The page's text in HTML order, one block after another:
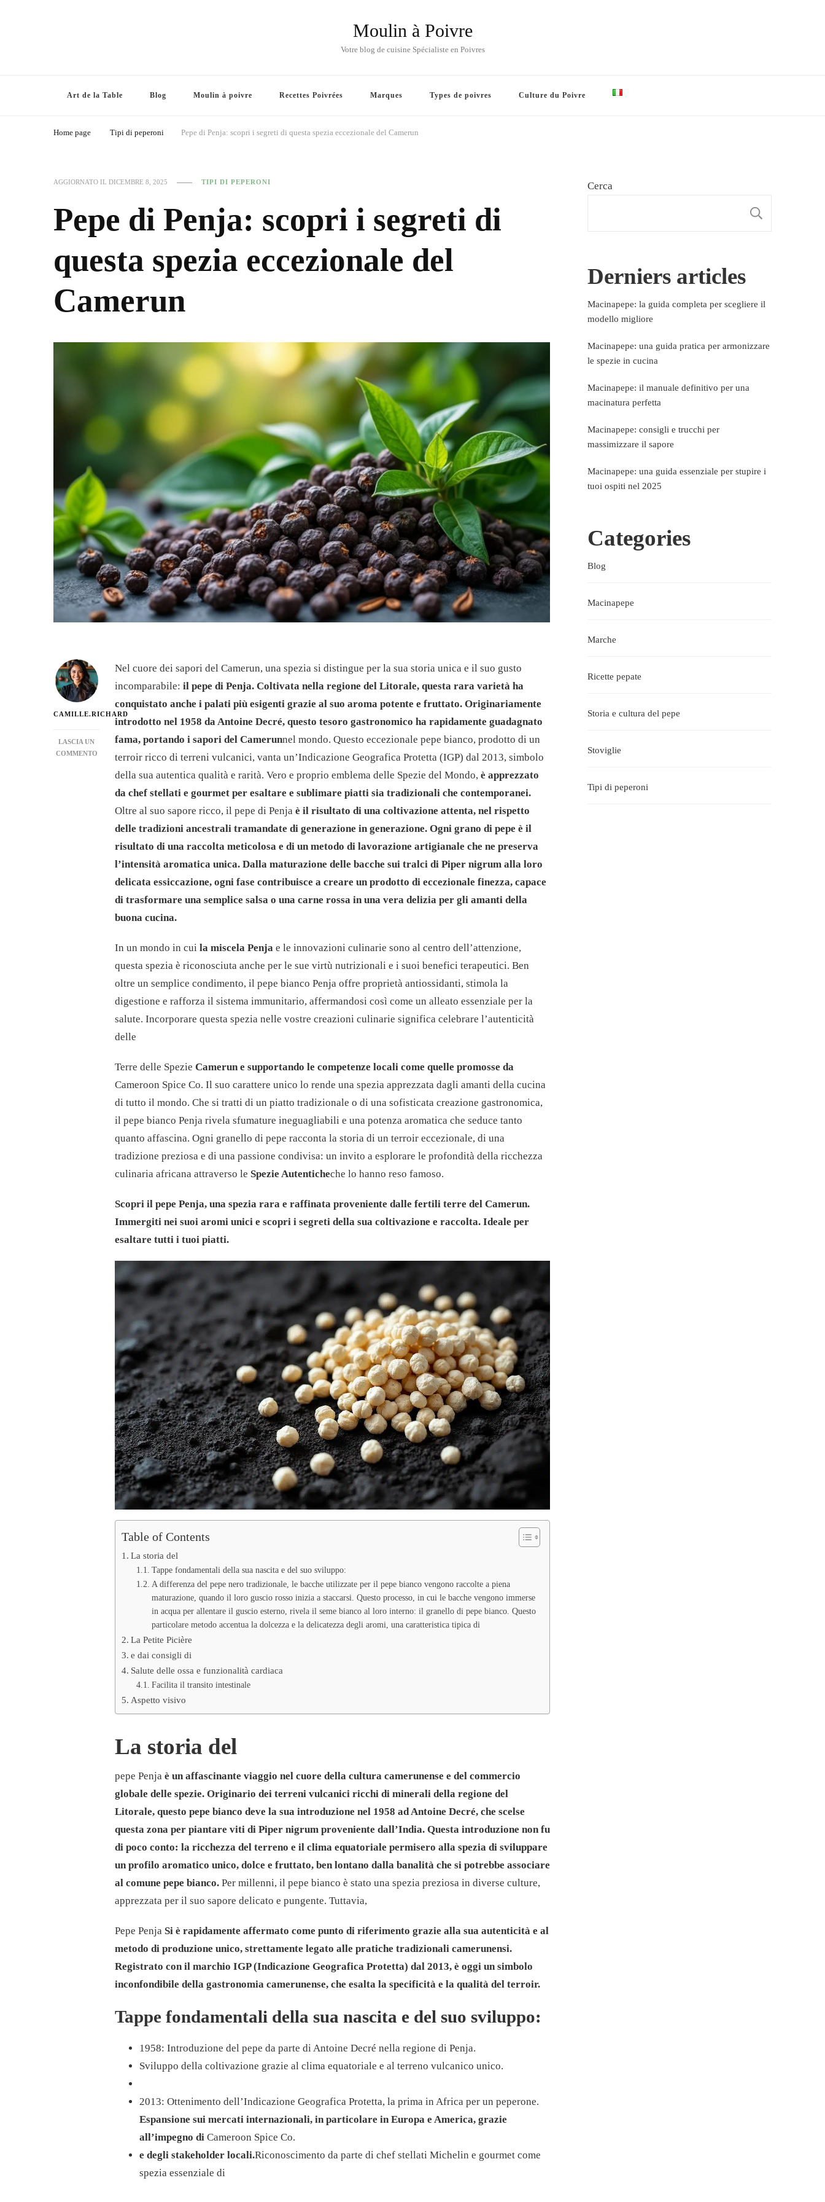
Moulin à Poivre
Votre blog de cuisine Spécialiste en Poivres
Art de la Table Blog Moulin à poivre Recettes Poivrées Marques Types de poivres Culture du Poivre
Home page Tipi di peperoni Pepe di Penja: scopri i segreti di questa spezia eccezionale del Camerun
AGGIORNATO IL DICEMBRE 8, 2025 TIPI DI PEPERONI
Pepe di Penja: scopri i segreti di
questa spezia eccezionale del
Camerun
CAMILLE.RICHARD
LASCIA UN
COMMENTOSU
PENJA:
QUESTA
ECCEZIONALE
Nel cuore dei sapori del Camerun, una spezia si distingue per la sua storia unica e il suo gusto
incomparabile: il pepe di Penja. Coltivata nella regione del Litorale, questa rara varietà ha
conquistato anche i palati più esigenti grazie al suo aroma potente e fruttato. Originariamente
introdotto nel 1958 da Antoine Decré, questo tesoro gastronomico ha rapidamente guadagnato
fama, portando i sapori del Camerunnel mondo. Questo eccezionale pepe bianco, prodotto di un
terroir ricco di terreni vulcanici, vanta un’Indicazione Geografica Protetta (IGP) dal 2013, simbolo
della sua autentica qualità e rarità. Vero e proprio emblema delle Spezie del Mondo, è apprezzato
da chef stellati e gourmet per esaltare e sublimare piatti sia tradizionali che contemporanei.
Oltre al suo sapore ricco, il pepe di Penja è il risultato di una coltivazione attenta, nel rispetto
delle tradizioni ancestrali tramandate di generazione in generazione. Ogni grano di pepe è il
risultato di una raccolta meticolosa e di un metodo di lavorazione artigianale che ne preserva
l’intensità aromatica unica. Dalla maturazione delle bacche sui tralci di Piper nigrum alla loro
delicata essiccazione, ogni fase contribuisce a creare un prodotto di eccezionale finezza, capace
di trasformare una semplice salsa o una carne rossa in una vera delizia per gli amanti della
buona cucina.
In un mondo in cui la miscela Penja e le innovazioni culinarie sono al centro dell’attenzione,
questa spezia è riconosciuta anche per le sue virtù nutrizionali e i suoi benefici terapeutici. Ben
oltre un semplice condimento, il pepe bianco Penja offre proprietà antiossidanti, stimola la
digestione e rafforza il sistema immunitario, affermandosi così come un alleato essenziale per la
salute. Incorporare questa spezia nelle vostre creazioni culinarie significa celebrare l’autenticità
delle
Terre delle Spezie Camerun e supportando le competenze locali come quelle promosse da
Cameroon Spice Co. Il suo carattere unico lo rende una spezia apprezzata dagli amanti della cucina
di tutto il mondo. Che si tratti di un piatto tradizionale o di una sofisticata creazione gastronomica,
il pepe bianco Penja rivela sfumature ineguagliabili e una potenza aromatica che seduce tanto
quanto affascina. Ogni granello di pepe racconta la storia di un terroir eccezionale, di una
tradizione preziosa e di una passione condivisa: un invito a esplorare le profondità della ricchezza
culinaria africana attraverso le Spezie Autenticheche lo hanno reso famoso.
Scopri il pepe Penja, una spezia rara e raffinata proveniente dalle fertili terre del Camerun.
Immergiti nei suoi aromi unici e scopri i segreti della sua coltivazione e raccolta. Ideale per
esaltare tutti i tuoi piatti.
Table of Contents
La storia del
Tappe fondamentali della sua nascita e del suo sviluppo:
A differenza del pepe nero tradizionale, le bacche utilizzate per il pepe bianco vengono raccolte a piena
maturazione, quando il loro guscio rosso inizia a staccarsi. Questo processo, in cui le bacche vengono immerse
in acqua per allentare il guscio esterno, rivela il seme bianco al loro interno: il granello di pepe bianco. Questo
particolare metodo accentua la dolcezza e la delicatezza degli aromi, una caratteristica tipica di
La Petite Picière
e dai consigli di
Salute delle ossa e funzionalità cardiaca
Facilita il transito intestinale
Aspetto visivo
La storia del
pepe Penja è un affascinante viaggio nel cuore della cultura camerunense e del commercio
globale delle spezie. Originario dei terreni vulcanici ricchi di minerali della regione del
Litorale, questo pepe bianco deve la sua introduzione nel 1958 ad Antoine Decré, che scelse
questa zona per piantare viti di Piper nigrum proveniente dall’India. Questa introduzione non fu
di poco conto: la ricchezza del terreno e il clima equatoriale permisero alla spezia di sviluppare
un profilo aromatico unico, dolce e fruttato, ben lontano dalla banalità che si potrebbe associare
al comune pepe bianco. Per millenni, il pepe bianco è stato una spezia preziosa in diverse culture,
apprezzata per il suo sapore delicato e pungente. Tuttavia,
Pepe Penja Si è rapidamente affermato come punto di riferimento grazie alla sua autenticità e al
metodo di produzione unico, strettamente legato alle pratiche tradizionali camerunensi.
Registrato con il marchio IGP (Indicazione Geografica Protetta) dal 2013, è oggi un simbolo
inconfondibile della gastronomia camerunense, che esalta la specificità e la qualità del terroir.
Tappe fondamentali della sua nascita e del suo sviluppo:
1958: Introduzione del pepe da parte di Antoine Decré nella regione di Penja.
Sviluppo della coltivazione grazie al clima equatoriale e al terreno vulcanico unico.
2013: Ottenimento dell’Indicazione Geografica Protetta, la prima in Africa per un peperone.
Espansione sui mercati internazionali, in particolare in Europa e America, grazie
all’impegno di Cameroon Spice Co.
e degli stakeholder locali.Riconoscimento da parte di chef stellati Michelin e gourmet come
spezia essenziale di
Cerca
Derniers articles
Macinapepe: la guida completa per scegliere il
modello migliore
Macinapepe: una guida pratica per armonizzare
le spezie in cucina
Macinapepe: il manuale definitivo per una
macinatura perfetta
Macinapepe: consigli e trucchi per
massimizzare il sapore
Macinapepe: una guida essenziale per stupire i
tuoi ospiti nel 2025
Categories
Blog
Macinapepe
Marche
Ricette pepate
Storia e cultura del pepe
Stoviglie
Tipi di peperoni